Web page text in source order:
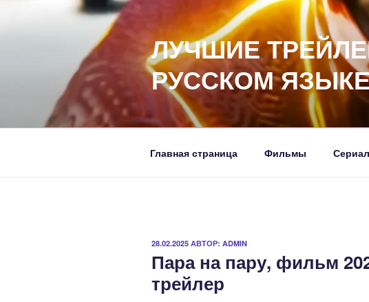
ЛУЧШИЕ
РУССКОМ
Главная страница Фильмы
ОПУБЛИКОВАНО
28.02.2025 АВТОР: ADMIN
Пара на пару, фильм
трейлер